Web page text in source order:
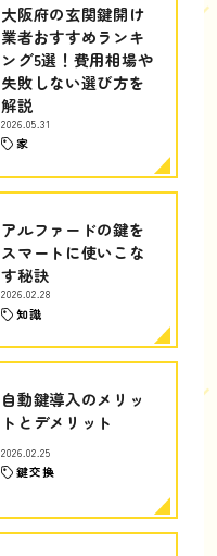
大阪府の玄関鍵開け
業者おすすめランキ
ング5選！費用相場や
失敗しない選び方を
解説
2026.05.31
家
アルファードの鍵を
スマートに使いこな
す秘訣
2026.02.28
知識
自動鍵導入のメリッ
トとデメリット
2026.02.25
鍵交換